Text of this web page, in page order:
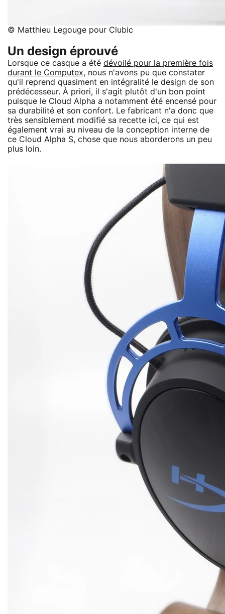
© Matthieu Legouge pour Clubic
Un design éprouvé
Lorsque ce casque a été dévoilé pour la première fois
durant le Computex, nous n'avons pu que constater
qu'il reprend quasiment en intégralité le design de son
prédécesseur. À priori, il s'agit plutôt d'un bon point
puisque le Cloud Alpha a notamment été encensé pour
sa durabilité et son confort. Le fabricant n'a donc que
très sensiblement modifié sa recette ici, ce qui est
également vrai au niveau de la conception interne de
ce Cloud Alpha S, chose que nous aborderons un peu
plus loin.